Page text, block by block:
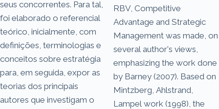
seus concorrentes. Para tal,
foi elaborado o referencial
teórico, inicialmente, com
definições, terminologias e
conceitos sobre estratégia
para, em seguida, expor as
teorias dos principais
autores que investigam o
RBV, Competitive
Advantage and Strategic
Management was made, on
several author's views,
emphasizing the work done
by Barney (2007). Based on
Mintzberg, Ahlstrand,
Lampel work (1998), the